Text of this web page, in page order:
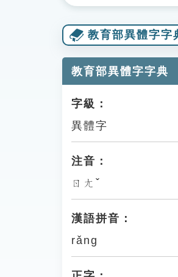
教育部異體字字
教育部異體字字典
字級：
異體字
注音：
ㄖㄤˇ
漢語拼音：
rǎng